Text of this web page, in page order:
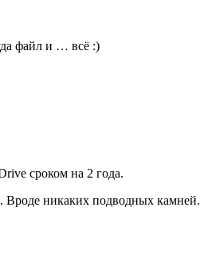
файл и … всё :)
сроком на 2 года.
Вроде никаких подводных камней.